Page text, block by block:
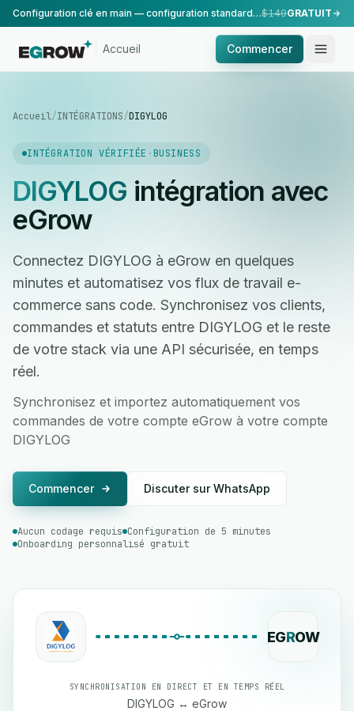
Configuration clé en main — configuration standard, réalisée par notre équipe.$149GRATUIT
Accueil Commencer
Accueil/INTÉGRATIONS/DIGYLOG
INTÉGRATION VÉRIFIÉE · BUSINESS
DIGYLOG intégration avec
eGrow
Connectez DIGYLOG à eGrow en quelques
minutes et automatisez vos flux de travail e-
commerce sans code. Synchronisez vos clients,
commandes et statuts entre DIGYLOG et le reste
de votre stack via une API sécurisée, en temps
réel.
Synchronisez et importez automatiquement vos
commandes de votre compte eGrow à votre compte
DIGYLOG
Commencer Discuter sur WhatsApp
Aucun codage requis Configuration de 5 minutes
Onboarding personnalisé gratuit
EGROW
SYNCHRONISATION EN DIRECT ET EN TEMPS RÉEL
DIGYLOG ↔ eGrow